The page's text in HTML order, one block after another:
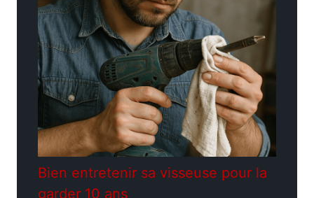
Bien entretenir sa visseuse pour la
garder 10 ans